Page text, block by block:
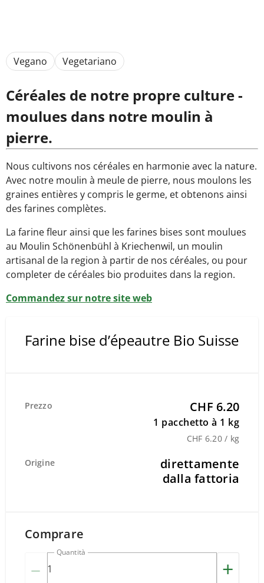
Vegano Vegetariano
Céréales de notre propre culture -
moulues dans notre moulin à
pierre.
Nous cultivons nos céréales en harmonie avec la nature.
Avec notre moulin à meule de pierre, nous moulons les
graines entières y compris le germe, et obtenons ainsi
des farines complètes.
La farine fleur ainsi que les farines bises sont moulues
au Moulin Schönenbühl à Kriechenwil, un moulin
artisanal de la region à partir de nos céréales, ou pour
completer de céréales bio produites dans la region.
Commandez sur notre site web
Farine bise d’épeautre Bio Suisse
Prezzo CHF 6.20
1 pacchetto à 1 kg
CHF 6.20 / kg
Origine
direttamente
dalla fattoria
Comprare
–
Quantità
+